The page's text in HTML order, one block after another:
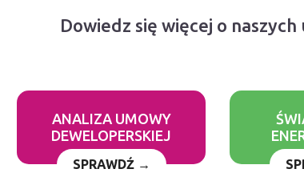
Dowiedz się więcej o naszych
ANALIZA UMOWY
DEWELOPERSKIEJ
SPRAWDŹ →